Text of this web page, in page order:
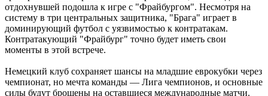
отдохнувшей подошла к игре с "Фрайбургом". Несмотря на
систему в три центральных защитника, "Брага" играет в
доминирующий футбол с уязвимостью к контратакам.
Контратакующий "Фрайбург" точно будет иметь свои
моменты в этой встрече.
Немецкий клуб сохраняет шансы на младшие еврокубки через
чемпионат, но мечта команды ― Лига чемпионов, и основные
силы будут брошены на оставшиеся международные матчи.